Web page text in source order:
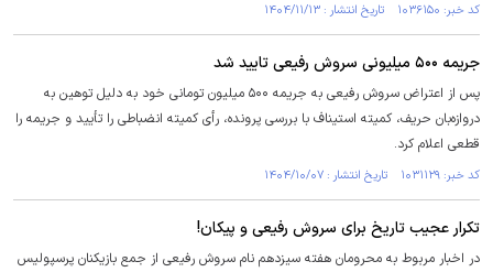
کد خبر: ۱۰۳۶۱۵۰ تاریخ انتشار : ۱۴۰۴/۱۱/۱۳
جریمه ۵۰۰ میلیونی سروش رفیعی تایید شد
پس از اعتراض سروش رفیعی به جریمه ۵۰۰ میلیون تومانی خود به دلیل توهین به
دروازه‌بان حریف، کمیته استیناف با بررسی پرونده، رأی کمیته انضباطی را تأیید و جریمه را
قطعی اعلام کرد.
کد خبر: ۱۰۳۱۱۲۹ تاریخ انتشار : ۱۴۰۴/۱۰/۰۷
تکرار عجیب تاریخ برای سروش رفیعی و پیکان!
در اخبار مربوط به محرومان هفته سیزدهم نام سروش رفیعی از جمع بازیکنان پرسپولیس